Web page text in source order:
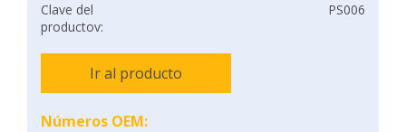
Clave del
productov:
PS006
Ir al producto
Números OEM: